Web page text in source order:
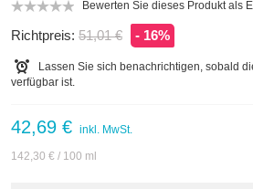
Bewerten Sie dieses Produkt als
Richtpreis: 51,01 € - 16%
Lassen Sie sich benachrichtigen, sobald
verfügbar ist.
42,69 € inkl. MwSt.
142,30 € / 100 ml